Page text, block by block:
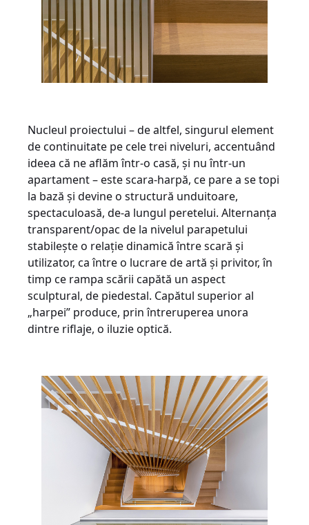
Nucleul proiectului – de altfel, singurul element
de continuitate pe cele trei niveluri, accentuând
ideea că ne aflăm într-o casă, și nu într-un
apartament – este scara-harpă, ce pare a se topi
la bază și devine o structură unduitoare,
spectaculoasă, de-a lungul peretelui. Alternanța
transparent/opac de la nivelul parapetului
stabilește o relație dinamică între scară și
utilizator, ca între o lucrare de artă și privitor, în
timp ce rampa scării capătă un aspect
sculptural, de piedestal. Capătul superior al
„harpei” produce, prin întreruperea unora
dintre riflaje, o iluzie optică.